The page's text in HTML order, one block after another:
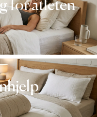
for atleten